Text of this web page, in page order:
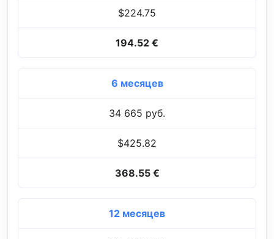
$224.75
194.52 €
6 месяцев
34 665 руб.
$425.82
368.55 €
12 месяцев